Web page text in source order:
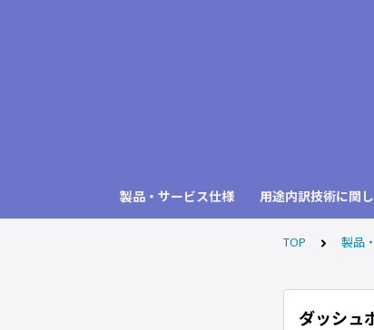
製品・サービス仕様 用途内訳技術に関
TOP 製品
ダッシュ